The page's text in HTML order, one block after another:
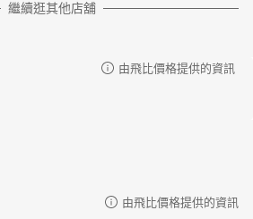
繼續逛其他店舖
由飛比價格提供的資訊
由飛比價格提供的資訊